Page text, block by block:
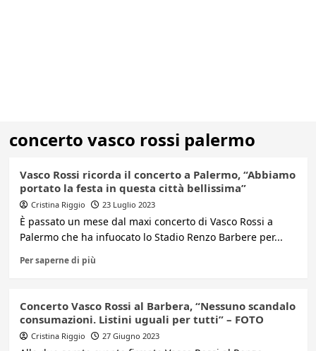
concerto vasco rossi palermo
Vasco Rossi ricorda il concerto a Palermo, “Abbiamo
portato la festa in questa città bellissima”
Cristina Riggio 23 Luglio 2023
È passato un mese dal maxi concerto di Vasco Rossi a
Palermo che ha infuocato lo Stadio Renzo Barbere per...
Per saperne di più
Concerto Vasco Rossi al Barbera, “Nessuno scandalo
consumazioni. Listini uguali per tutti” – FOTO
Cristina Riggio 27 Giugno 2023